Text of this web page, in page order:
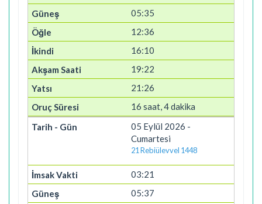
05:35
12:36
16:10
19:22
21:26
16 saat, 4 dakika
05 Eylül 2026 -
Cumartesi
21 Rebiülevvel 1448
03:21
05:37